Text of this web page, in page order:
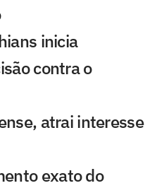
inicia
contra o
atrai interesse
exato do